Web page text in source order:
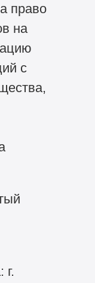
право
на
с
г.